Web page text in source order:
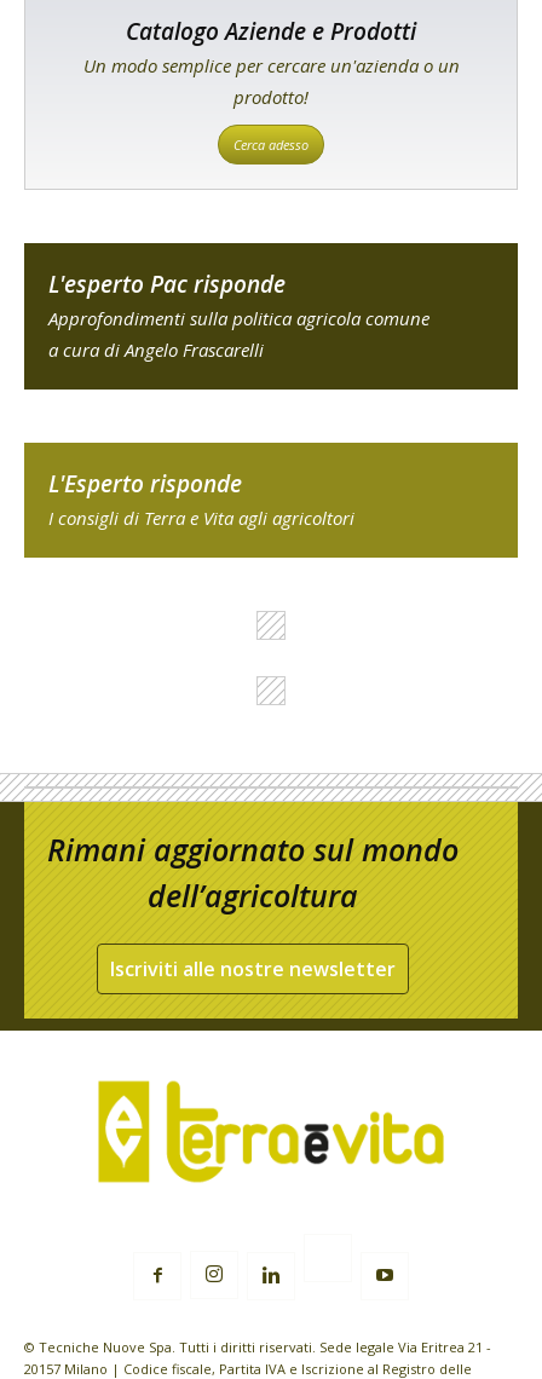
Catalogo Aziende e Prodotti
Un modo semplice per cercare un'azienda o un
prodotto!
Cerca adesso
L'esperto Pac risponde
Approfondimenti sulla politica agricola comune
a cura di Angelo Frascarelli
L'Esperto risponde
I consigli di Terra e Vita agli agricoltori
Rimani aggiornato sul mondo
dell’agricoltura
Iscriviti alle nostre newsletter
© Tecniche Nuove Spa. Tutti i diritti riservati. Sede legale Via Eritrea 21 -
20157 Milano | Codice fiscale, Partita IVA e Iscrizione al Registro delle